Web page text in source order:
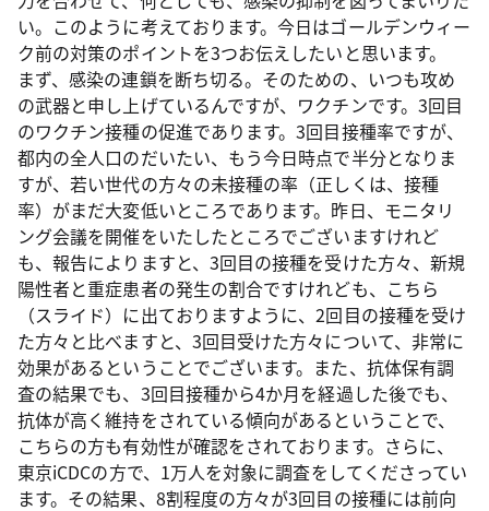
い。このように考えております。今日はゴールデンウィー
ク前の対策のポイントを3つお伝えしたいと思います。
まず、感染の連鎖を断ち切る。そのための、いつも攻め
の武器と申し上げているんですが、ワクチンです。3回目
のワクチン接種の促進であります。3回目接種率ですが、
都内の全人口のだいたい、もう今日時点で半分となりま
すが、若い世代の方々の未接種の率（正しくは、接種
率）がまだ大変低いところであります。昨日、モニタリ
ング会議を開催をいたしたところでございますけれど
も、報告によりますと、3回目の接種を受けた方々、新規
陽性者と重症患者の発生の割合ですけれども、こちら
（スライド）に出ておりますように、2回目の接種を受け
た方々と比べますと、3回目受けた方々について、非常に
効果があるということでございます。また、抗体保有調
査の結果でも、3回目接種から4か月を経過した後でも、
抗体が高く維持をされている傾向があるということで、
こちらの方も有効性が確認をされております。さらに、
東京iCDCの方で、1万人を対象に調査をしてくださってい
ます。その結果、8割程度の方々が3回目の接種には前向